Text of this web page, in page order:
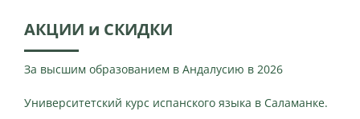
АКЦИИ и СКИДКИ
За высшим образованием в Андалусию в 2026
Университетский курс испанского языка в Саламанке.